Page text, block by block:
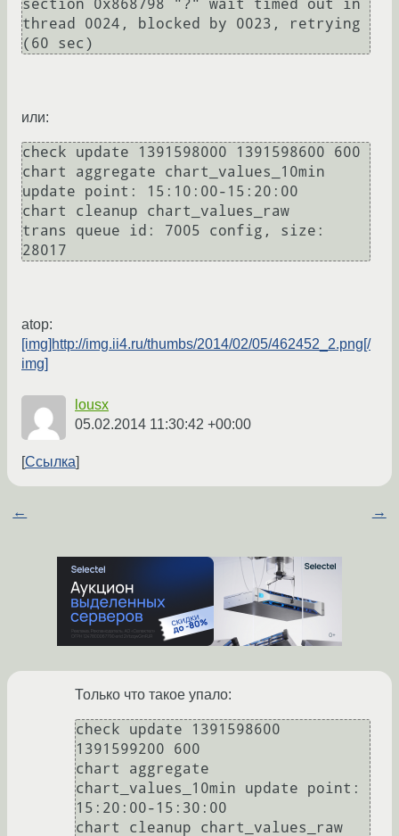
section 0x868798 "?" wait timed out in
thread 0024, blocked by 0023, retrying
(60 sec)
или:
check update 1391598000 1391598600 600
chart aggregate chart_values_10min
update point: 15:10:00-15:20:00
chart cleanup chart_values_raw
trans queue id: 7005 config, size:
28017
atop:
[img]http://img.ii4.ru/thumbs/2014/02/05/462452_2.png[/
img]
lousx
05.02.2014 11:30:42 +00:00
Ссылка
← →
Только что такое упало:
check update 1391598600
1391599200 600
chart aggregate
chart_values_10min update point:
15:20:00-15:30:00
chart cleanup chart_values_raw